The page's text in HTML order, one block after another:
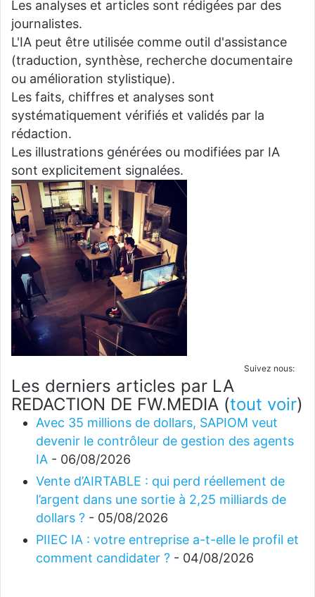
Les analyses et articles sont rédigées par des
journalistes.
L'IA peut être utilisée comme outil d'assistance
(traduction, synthèse, recherche documentaire
ou amélioration stylistique).
Les faits, chiffres et analyses sont
systématiquement vérifiés et validés par la
rédaction.
Les illustrations générées ou modifiées par IA
sont explicitement signalées.
Suivez nous:
Les derniers articles par LA
REDACTION DE FW.MEDIA (tout voir)
Avec 35 millions de dollars, SAPIOM veut
devenir le contrôleur de gestion des agents
IA - 06/08/2026
Vente d’AIRTABLE : qui perd réellement de
l’argent dans une sortie à 2,25 milliards de
dollars ? - 05/08/2026
PIIEC IA : votre entreprise a-t-elle le profil et
comment candidater ? - 04/08/2026